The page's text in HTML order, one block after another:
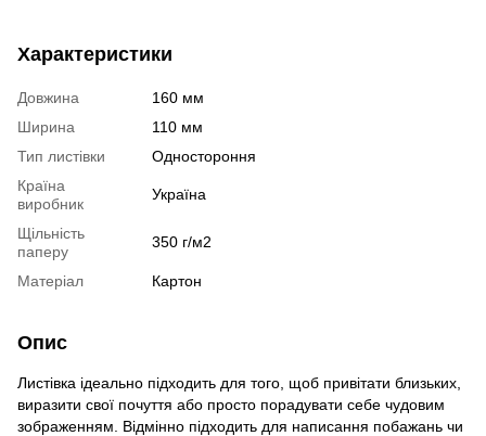
Характеристики
Довжина
160 мм
Ширина
110 мм
Тип листівки
Одностороння
Країна
виробник
Україна
Щільність
паперу
350 г/м2
Матеріал Картон
Опис
Листівка ідеально підходить для того, щоб привітати близьких,
виразити свої почуття або просто порадувати себе чудовим
зображенням. Відмінно підходить для написання побажань чи